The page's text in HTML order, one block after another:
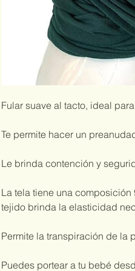
Fular suave al tacto, ideal
Te permite hacer un
Le brinda contención y
La tela tiene una
tejido brinda la elasticidad
Permite la transpiración de la
Puedes portear a tu bebé